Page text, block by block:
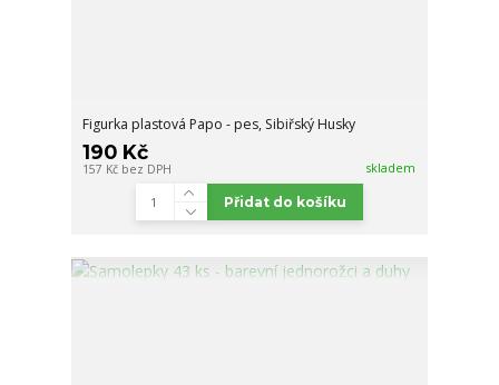
Figurka plastová Papo - pes, Sibiřský Husky
190 Kč
157 Kč bez DPH skladem
Přidat do košíku